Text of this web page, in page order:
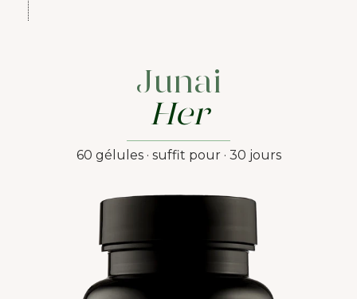
Junai
Her
60 gélules · suffit pour · 30 jours